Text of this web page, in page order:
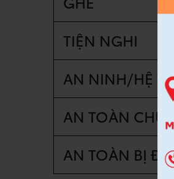
TIỆN NGHI
AN NINH/HỆ
AN TOÀN CHỦ
AN TOÀN BỊ